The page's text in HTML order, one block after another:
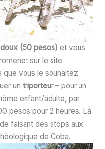
(50 pesos) et vous
sur le site
que vous le souhaitez.
un triporteur– pour un
enfant/adulte, par
pesos pour 2 heures. Là
faisant des stops aux
de Coba.